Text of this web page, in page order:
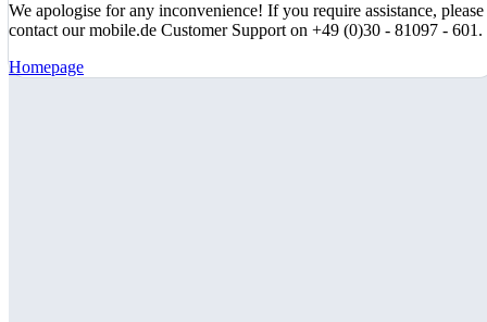
We apologise for any inconvenience! If you require assistance, please
contact our mobile.de Customer Support on +49 (0)30 - 81097 - 601.
Homepage